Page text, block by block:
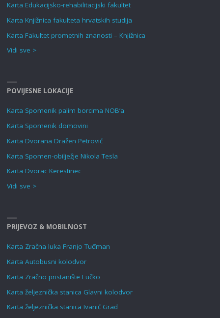
Karta Edukacijsko-rehabilitacijski fakultet
Karta Knjižnica fakulteta hrvatskih studija
Karta Fakultet prometnih znanosti – Knjižnica
Vidi sve >
POVIJESNE LOKACIJE
Karta Spomenik palim borcima NOB’a
Karta Spomenik domovini
Karta Dvorana Dražen Petrović
Karta Spomen-obilježje Nikola Tesla
Karta Dvorac Kerestinec
Vidi sve >
PRIJEVOZ & MOBILNOST
Karta Zračna luka Franjo Tuđman
Karta Autobusni kolodvor
Karta Zračno pristanište Lučko
Karta željeznička stanica Glavni kolodvor
Karta željeznička stanica Ivanić Grad